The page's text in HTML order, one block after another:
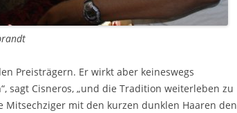
Preisträgern. Er wirkt aber keineswegs
sagt Cisneros, „und die Tradition weiterleben zu
Mitsechziger mit den kurzen dunklen Haaren den